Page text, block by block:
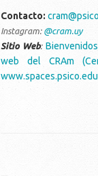
Contacto:
Instagram: @cram.uy
Sitio Web:
web del CRAm